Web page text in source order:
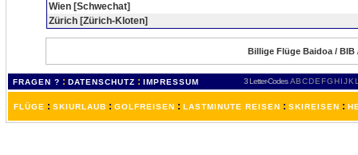
Wien [Schwechat]
Zürich [Zürich-Kloten]
Billige Flüge Baidoa /
FRAGEN ? : DATENSCHUTZ : IMPRESSUM 3 Letter-Codes ABCDEFGH IJKL
FLÜGE : SKIURLAUB : GOLFREISEN : LASTMINUTE REISEN : SKIREISEN :